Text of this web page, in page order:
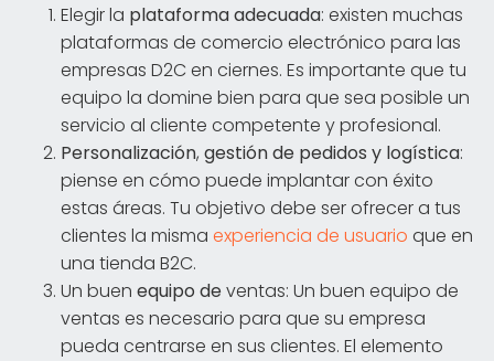
Elegir la plataformaadecuada: existen muchas
plataformas de comercio electrónico para las
empresas D2C en ciernes. Es importante que tu
equipo la domine bien para que sea posible un
servicio al cliente competente y profesional.
Personalización, gestión de pedidos y logística:
piense en cómo puede implantar con éxito
estas áreas. Tu objetivo debe ser ofrecer a tus
clientes la misma experiencia de usuario que en
una tienda B2C.
Un buen equipo deventas: Un buen equipo de
ventas es necesario para que su empresa
pueda centrarse en sus clientes. El elemento